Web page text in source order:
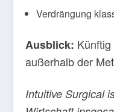
Verdrängung
Ausblick:
außerhalb der
Intuitive Surgical